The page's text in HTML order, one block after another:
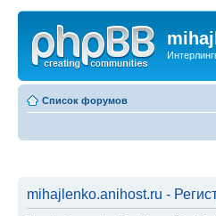
Список форумов
mihajlenko.anihost.ru -